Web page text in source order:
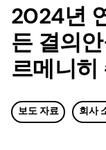
2024년
든 결의
르메니히
보도 자료 회사